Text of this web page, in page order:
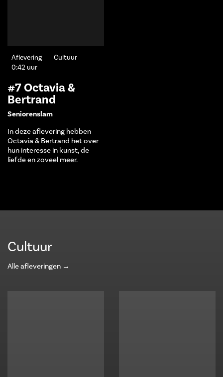
Aflevering
Cultuur
0:42 uur
#7 Octavia &
Bertrand
Seniorenslam
In deze aflevering hebben
Octavia & Bertrand het over
hun interesse in kunst, de
liefde en zoveel meer.
Cultuur
Alle afleveringen →